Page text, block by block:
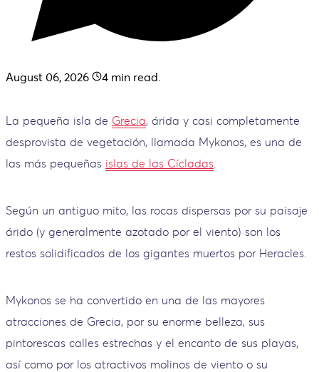
August 06, 2026 4 min read.
La pequeña isla de Grecia, árida y casi completamente
desprovista de vegetación, llamada Mykonos, es una de
las más pequeñas islas de las Cícladas
Según un antiguo mito, las rocas dispersas por su paisaje
árido (y generalmente azotado por el viento) son los
restos solidificados de los gigantes muertos por Heracles.
Mykonos se ha convertido en una de las mayores
atracciones de Grecia, por su enorme belleza, sus
pintorescas calles estrechas y el encanto de sus playas,
así como por los atractivos molinos de viento o su